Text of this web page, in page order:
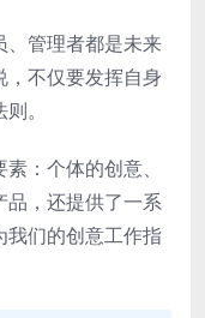
、管理者都是未来
不仅要发挥自身
。
：个体的创意、
品，还提供了一系
们的创意工作指